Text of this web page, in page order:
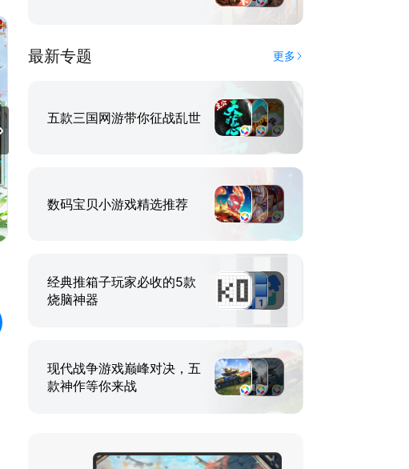
最新专题 更多
五款三国网游带你征战乱世
数码宝贝小游戏精选推荐
经典推箱子玩家必收的5款
烧脑神器
现代战争游戏巅峰对决，五
款神作等你来战